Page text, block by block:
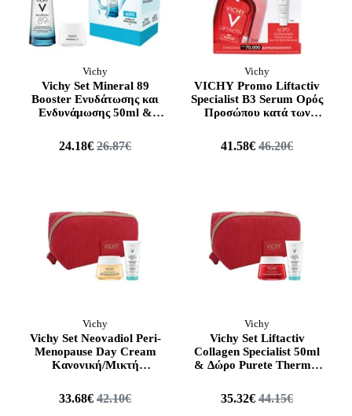
Vichy
Vichy Set Mineral 89
Booster Ενυδάτωσης και
Ενδυνάμωσης 50ml &
Boosting Κρέμα 15ml
24.18€ 26.87€
Vichy
VICHY Promo Liftactiv
Specialist B3 Serum Ορός
Προσώπου κατά των
Soleil UV-Age Daily 15ml
41.58€ 46.20€
Vichy
Vichy Set Neovadiol Peri-
Menopause Day Cream
Κανονική/Μικτή
Purete Thermale 3in1
100ml
33.68€ 42.10€
Vichy
Vichy Set Liftactiv
Collagen Specialist 50ml
& Δώρο Purete Thermal
35.32€ 44.15€